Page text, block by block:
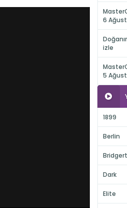
6
izle
5
1899
Berlin
Dark
Elite